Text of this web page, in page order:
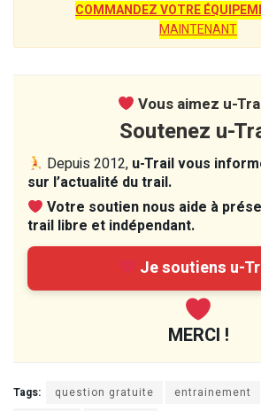
COMMANDEZ VOTRE
MAINTENANT
Vous aimez u-
Soutenez u-
Depuis 2012, u-Trail vous
sur l’actualité du trail.
Votre soutien nous aide à
trail libre et indépendant.
Je soutiens u-
MERCI !
Tags: question gratuite entrainement